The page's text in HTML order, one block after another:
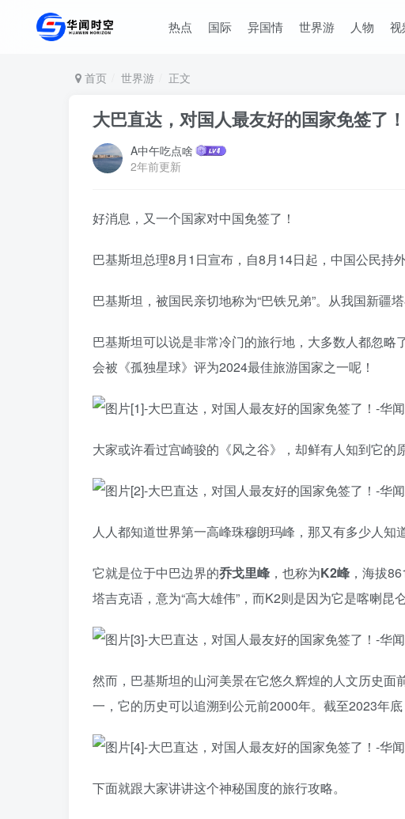
热点 国际 异国情 世界游 人物 视
首页 世界游 正文
大巴直达，对国人最友好的国家免签了！
A中午吃点啥
2年前更新
好消息，又一个国家对中国免签了！
巴基斯坦总理8月1日宣布，自8月14日起，中国公民持
巴基斯坦，被国民亲切地称为“巴铁兄弟”。从我国新疆
巴基斯坦可以说是非常冷门的旅行地，大多数人都忽
会被《孤独星球》评为2024最佳旅游国家之一呢！
大家或许看过宫崎骏的《风之谷》，却鲜有人知到它的
人人都知道世界第一高峰珠穆朗玛峰，那又有多少人知
它就是位于中巴边界的乔戈里峰 ，也称为‌K2峰 ，海拔
塔吉克语，意为“高大雄伟”，而K2则是因为它是喀喇昆
然而，巴基斯坦的山河美景在它悠久辉煌的人文历史
一，它的历史可以追溯到公元前2000年。截至2023年
下面就跟大家讲讲这个神秘国度的旅行攻略。